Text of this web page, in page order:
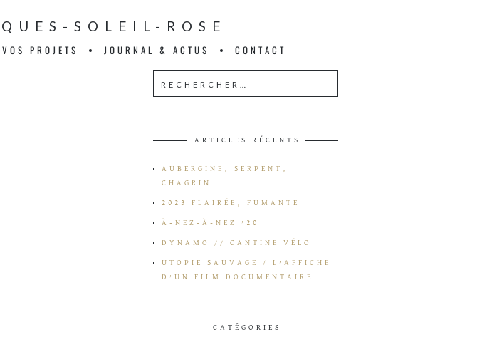
VOS PROJETS JOURNAL & ACTUS CONTACT
SOLEIL-ROSE
ARTICLES RÉCENTS
AUBERGINE, SERPENT,
CHAGRIN
2023 FLAIRÉE, FUMANTE
À-NEZ-À-NEZ ’20
DYNAMO // CANTINE VÉLO
UTOPIE SAUVAGE / L’AFFICHE
D’UN FILM DOCUMENTAIRE
CATÉGORIES